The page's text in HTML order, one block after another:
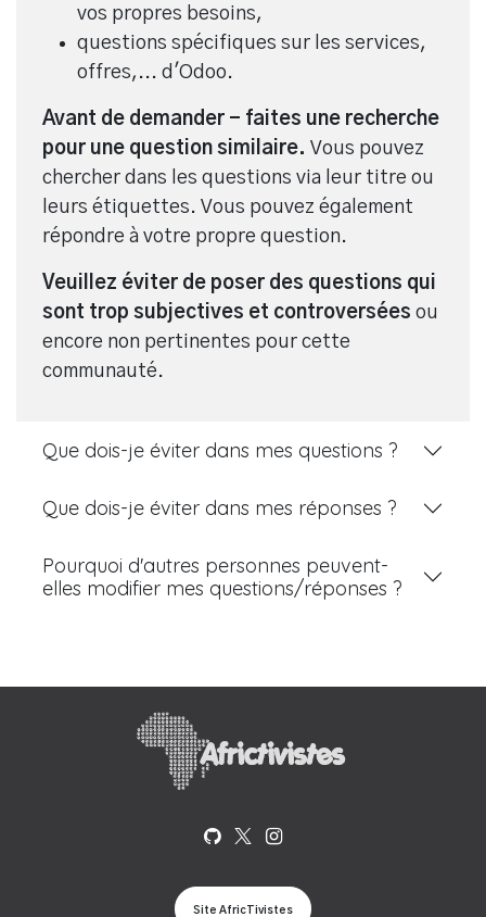
vos propres besoins,
questions spécifiques sur les services,
offres,... d'Odoo.
Avant de demander - faites une recherche
pour une question similaire. Vous pouvez
chercher dans les questions via leur titre ou
leurs étiquettes. Vous pouvez également
répondre à votre propre question.
Veuillez éviter de poser des questions qui
sont trop subjectives et controversées ou
encore non pertinentes pour cette
communauté.
Que dois-je éviter dans mes questions ?
Que dois-je éviter dans mes réponses ?
Pourquoi d'autres personnes peuvent-
elles modifier mes questions/réponses ?
Site AfricTivistes